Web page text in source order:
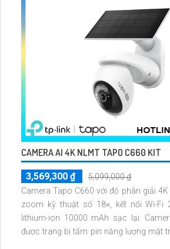
CAMERA AI 4K NLMT TAPO C660 KIT
3,569,300 ₫
5,099,000 ₫
Camera Tapo C660 với độ phân giải 4K
zoom kỹ thuật số 18×, kết nối Wi-Fi
lithium-ion 10000 mAh sạc lại.
được trang bị tấm pin năng lượng mặt